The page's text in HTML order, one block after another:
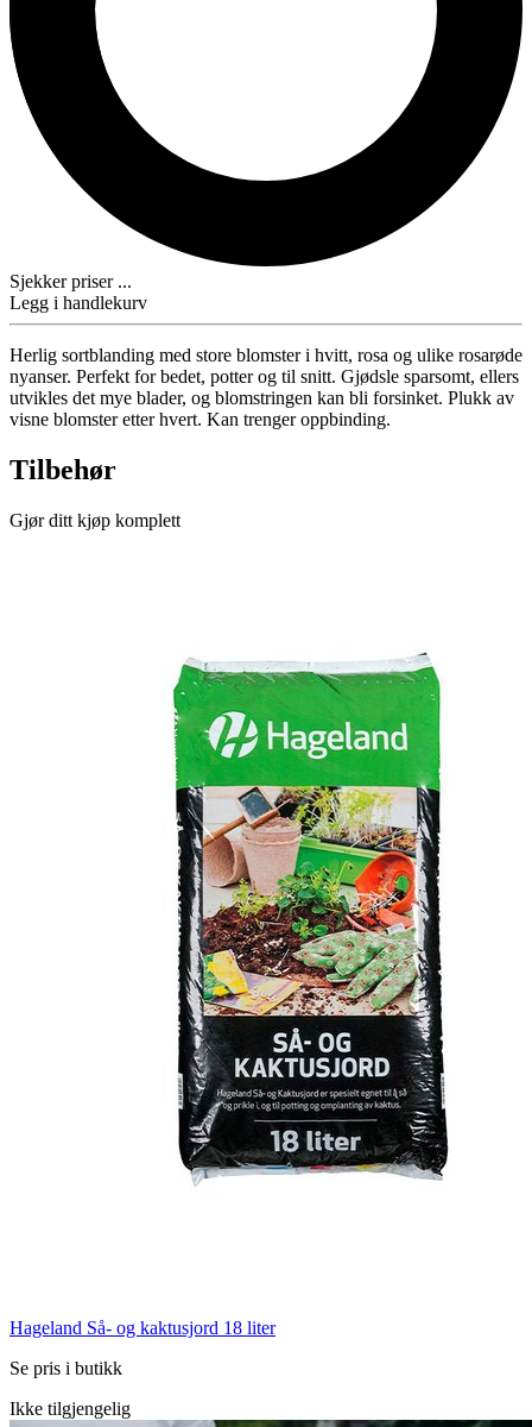
Sjekker priser ...
Legg i handlekurv
Herlig sortblanding med store blomster i hvitt, rosa og ulike rosarøde
nyanser. Perfekt for bedet, potter og til snitt. Gjødsle sparsomt, ellers
utvikles det mye blader, og blomstringen kan bli forsinket. Plukk av
visne blomster etter hvert. Kan trenger oppbinding.
Tilbehør
Gjør ditt kjøp komplett
Hageland Så- og kaktusjord 18 liter
Se pris i butikk
Ikke tilgjengelig